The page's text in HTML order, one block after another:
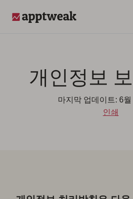
개인정보
마지막 업데이트: 6
인쇄